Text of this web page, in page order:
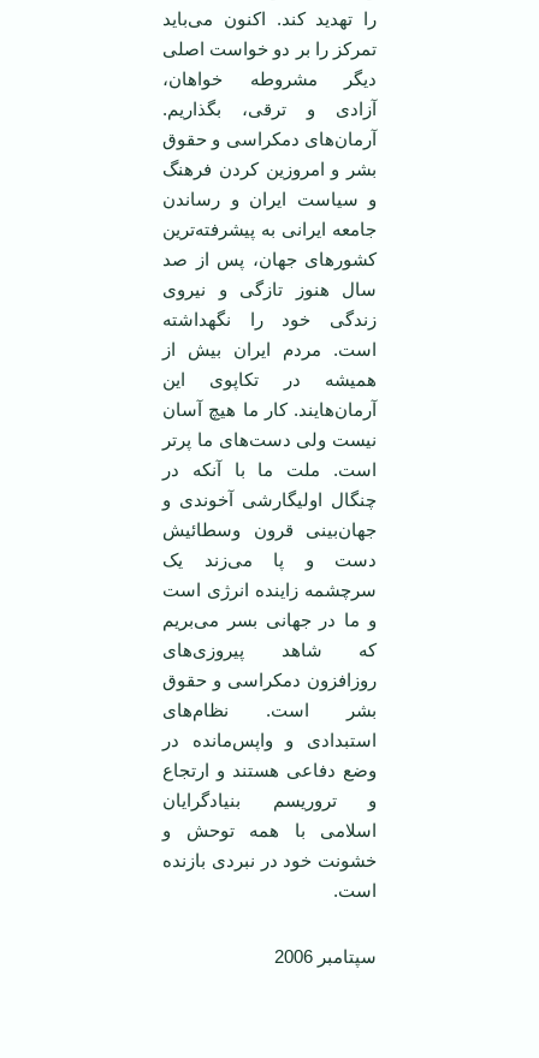
را تهديد کند. اکنون می‌بايد
تمرکز را بر دو خواست اصلی
ديگر مشروطه خواهان،
آزادی و ترقی، بگذاريم.
آرمان‌های دمکراسی و حقوق
بشر و امروزين کردن فرهنگ
و سياست ايران و رساندن
جامعه ايرانی به پيشرفته‌ترين
کشورهای جهان، پس از صد
سال هنوز تازگی و نيروی
زندگی خود را نگهداشته
است. مردم ايران بيش از
هميشه در تکاپوی اين
آرمان‌هايند. کار ما هيچ آسان
نيست ولی دست‌های ما پرتر
است. ملت ما با آنکه در
چنگال اوليگارشی آخوندی و
جهان‌بينی قرون وسطائيش
دست و پا می‌زند يک
سرچشمه زاينده انرژی است
و ما در جهانی بسر می‌بريم
که شاهد پيروزی‌های
روزافزون دمکراسی و حقوق
بشر است. نظام‌های
استبدادی و واپس‌مانده در
وضع دفاعی هستند و ارتجاع
و تروريسم بنيادگرايان
اسلامی با همه توحش و
خشونت خود در نبردی بازنده
است.
سپتامبر 2006